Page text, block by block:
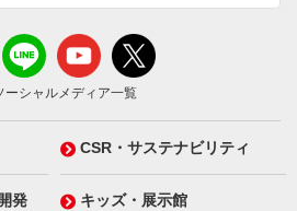
ーシャルメディア一覧
CSR・サステナビリティ
発 キッズ・展示館